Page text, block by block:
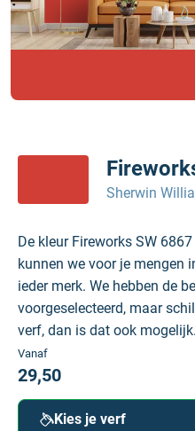
Sherwin
De kleur Fireworks SW
kunnen we voor je mengen
ieder merk. We hebben de
voorgeselecteerd, maar
verf, dan is dat ook mogelijk.
Vanaf
29,50
Kies je verf